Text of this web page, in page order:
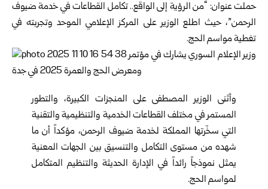
حملت عنوان: “من الرؤية إلى الواقع.. تكامل القطاعات في خدمة ضيوف
الرحمن”، حيث اطلع الوزير على المركز الإعلامي الموحد وتجربته في
تغطية مواسم الحج.
وأثنى الوزير المصطفى على المنجزات الكبيرة، والتطور
المستمر في مختلف القطاعات الخدمية والتنظيمية والتقنية
التي سخّرتها المملكة لخدمة ضيوف الرحمن، مؤكداً أن ما
شهده من مستوى التكامل والتنسيق بين الجهات المعنية
يمثل نموذجاً رائداً في الإدارة الحديثة والتنظيم المتكامل
لمواسم الحج.